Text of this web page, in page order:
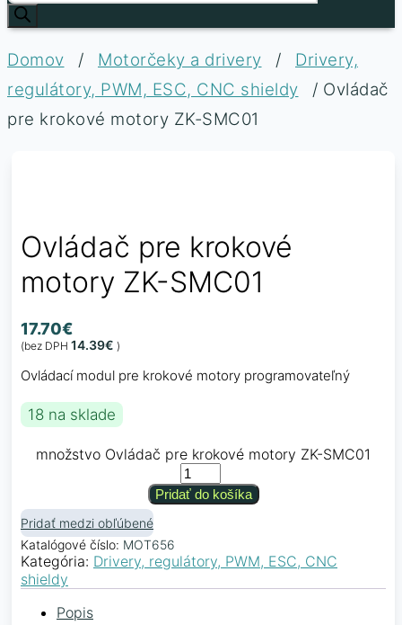
Domov / Motorčeky a drivery /
Drivery,
regulátory, PWM, ESC, CNC shieldy
/ Ovládač
pre krokové motory ZK-SMC01
Ovládač pre krokové
motory ZK-SMC01
17.70€
(bez DPH 14.39€ )
Ovládací modul pre krokové motory programovateľný
18 na sklade
množstvo Ovládač pre krokové motory ZK-SMC01
Pridať do košíka
Pridať medzi obľúbené
Katalógové číslo: MOT656
Kategória: Drivery, regulátory, PWM, ESC, CNC
shieldy
Popis